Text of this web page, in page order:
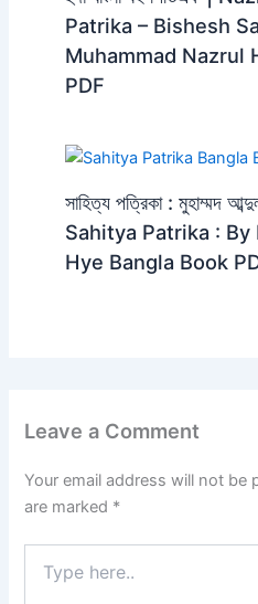
Patrika – Bishesh
Muhammad Nazrul
PDF
সাহিত্য পত্রিকা : মুহাম্মদ
Sahitya Patrika :
Hye Bangla Book
Leave a Comment
Your email address will not be
are marked *
here..